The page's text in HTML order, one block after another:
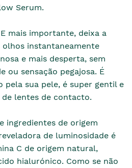
Serum.
mais importante, deixa a
instantaneamente
e mais desperta, sem
ou sensação pegajosa. É
pela sua pele, é super gentil e
lentes de contacto.
ingredientes de origem
de luminosidade é
C de origem natural,
hialurónico. Como se não